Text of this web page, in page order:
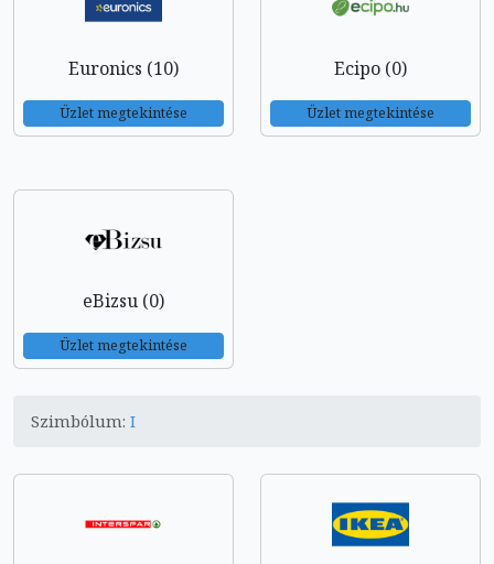
Euronics (10)
Üzlet megtekintése
Ecipo (0)
Üzlet megtekintése
eBizsu (0)
Üzlet megtekintése
Szimbólum: I